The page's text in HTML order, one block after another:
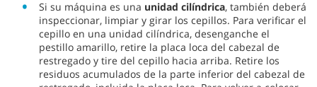
Si su máquina es una unidad cilíndrica, también deberá
inspeccionar, limpiar y girar los cepillos. Para verificar el
cepillo en una unidad cilíndrica, desenganche el
pestillo amarillo, retire la placa loca del cabezal de
restregado y tire del cepillo hacia arriba. Retire los
residuos acumulados de la parte inferior del cabezal de